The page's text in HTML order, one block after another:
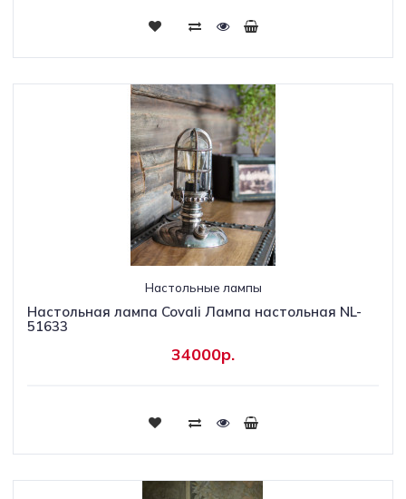
Настольные лампы
Настольная лампа Covali Лампа настольная NL-
51633
34000р.